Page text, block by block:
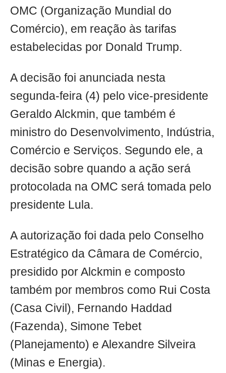
OMC (Organização Mundial do
Comércio), em reação às tarifas
estabelecidas por Donald Trump.
A decisão foi anunciada nesta
segunda-feira (4) pelo vice-presidente
Geraldo Alckmin, que também é
ministro do Desenvolvimento, Indústria,
Comércio e Serviços. Segundo ele, a
decisão sobre quando a ação será
protocolada na OMC será tomada pelo
presidente Lula.
A autorização foi dada pelo Conselho
Estratégico da Câmara de Comércio,
presidido por Alckmin e composto
também por membros como Rui Costa
(Casa Civil), Fernando Haddad
(Fazenda), Simone Tebet
(Planejamento) e Alexandre Silveira
(Minas e Energia).